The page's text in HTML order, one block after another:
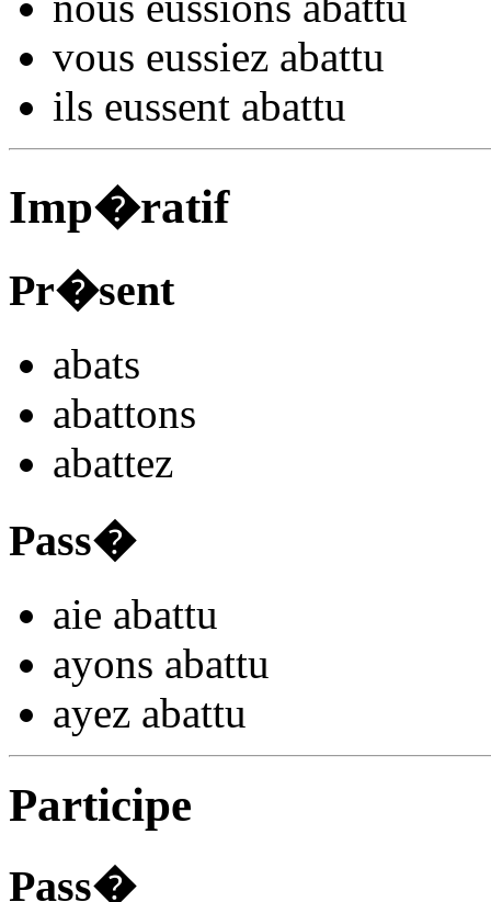
vous eussiez abattu
ils eussent abattu
Imp�ratif
Pr�sent
abats
abattons
abattez
Pass�
aie abattu
ayons abattu
ayez abattu
Participe
Pass�